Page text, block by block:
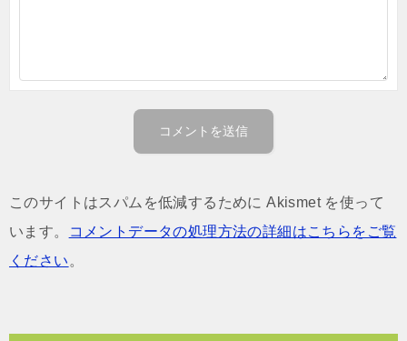
このサイトはスパムを低減するために Akismet を使って
います。
コメントデータの処理方法の詳細はこちらをご覧
ください。